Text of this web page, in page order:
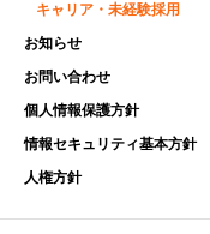
キャリア・未経験採用
お知らせ
お問い合わせ
個人情報保護方針
情報セキュリティ基本方針
人権方針